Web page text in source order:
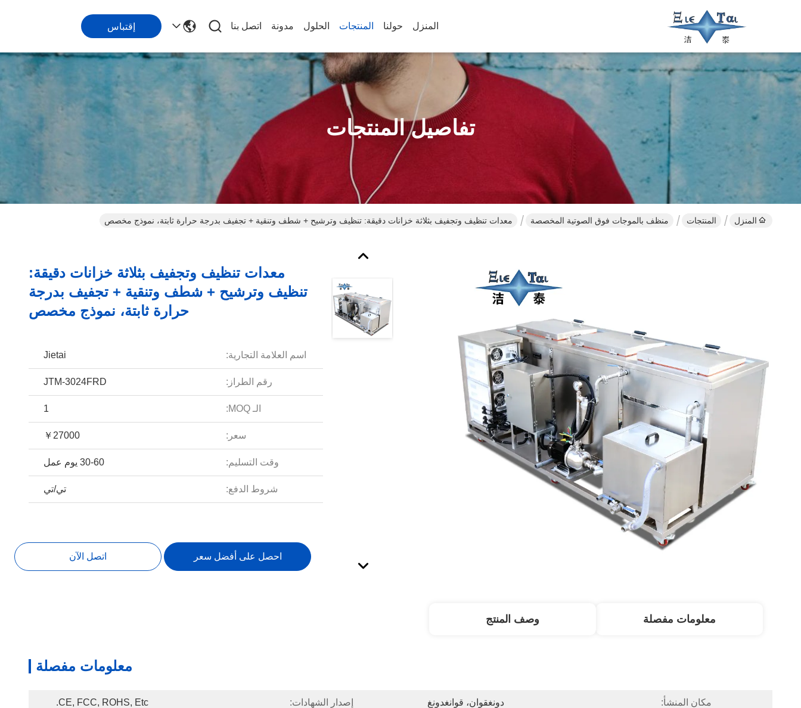
المنزل حولنا المنتجات الحلول مدونة اتصل بنا إقتباس
تفاصيل المنتجات
المنزل المنتجات منظف ​​بالموجات فوق الصوتية المخصصة معدات تنظيف وتجفيف بثلاثة خزانات دقيقة: تنظيف وترشيح + شطف وتنقية + تجفيف بدرجة حرارة ثابتة، نموذج مخصص
معدات تنظيف وتجفيف بثلاثة خزانات دقيقة:
تنظيف وترشيح + شطف وتنقية + تجفيف بدرجة
حرارة ثابتة، نموذج مخصص
اسم العلامة التجارية: Jietai
رقم الطراز: JTM-3024FRD
الـ MOQ: 1
سعر: ￥27000
وقت التسليم: 30-60 يوم عمل
شروط الدفع: تي/تي
احصل على أفضل سعر اتصل الآن
معلومات مفصلة وصف المنتج
معلومات مفصلة
مكان المنشأ: دونغقوان، قوانغدونغ إصدار الشهادات: CE, FCC, ROHS, Etc.